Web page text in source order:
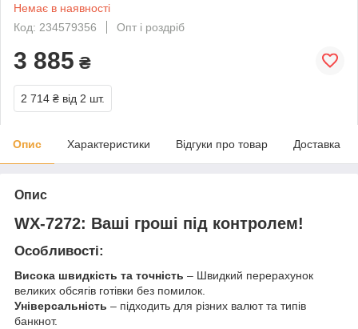
Немає в наявності
Код: 234579356
Опт і роздріб
3 885 ₴
2 714 ₴ від 2 шт.
Опис Характеристики Відгуки про товар Доставка
Опис
WX-7272: Ваші гроші під контролем!
Особливості:
Висока швидкість та точність – Швидкий перерахунок
великих обсягів готівки без помилок.
Універсальність – підходить для різних валют та типів
банкнот.